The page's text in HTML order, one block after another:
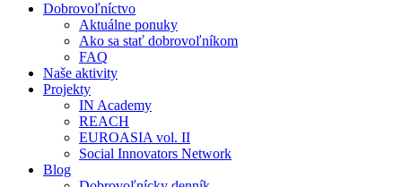
Dobrovoľníctvo
Aktuálne ponuky
Ako sa stať dobrovoľníkom
FAQ
Naše aktivity
Projekty
IN Academy
REACH
EUROASIA vol. II
Social Innovators Network
Blog